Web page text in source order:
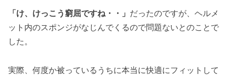
「け、けっこう窮屈ですね・・」 だったのですが、ヘルメ
ット内のスポンジがなじんでくるので問題ないとのことで
した。
実際、何度か被っているうちに本当に快適にフィットして